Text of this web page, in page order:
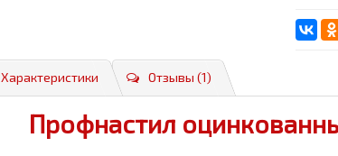
Характеристики Отзывы (1)
Профнастил